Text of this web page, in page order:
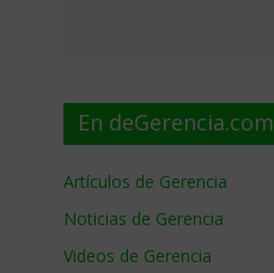
En deGerencia.com
Artículos de Gerencia
Noticias de Gerencia
Videos de Gerencia